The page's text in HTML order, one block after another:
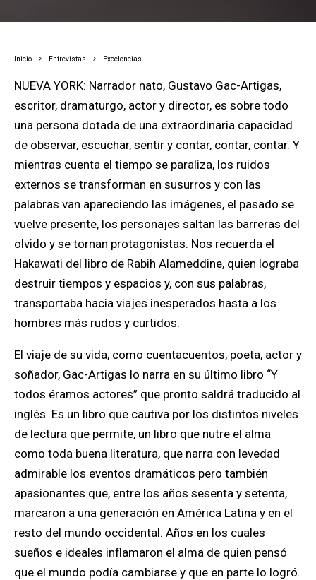
Inicio Entrevistas Excelencias
NUEVA YORK: Narrador nato, Gustavo Gac-Artigas,
escritor, dramaturgo, actor y director, es sobre todo
una persona dotada de una extraordinaria capacidad
de observar, escuchar, sentir y contar, contar, contar. Y
mientras cuenta el tiempo se paraliza, los ruidos
externos se transforman en susurros y con las
palabras van apareciendo las imágenes, el pasado se
vuelve presente, los personajes saltan las barreras del
olvido y se tornan protagonistas. Nos recuerda el
Hakawati del libro de Rabih Alameddine, quien lograba
destruir tiempos y espacios y, con sus palabras,
transportaba hacia viajes inesperados hasta a los
hombres más rudos y curtidos.
El viaje de su vida, como cuentacuentos, poeta, actor y
soñador, Gac-Artigas lo narra en su último libro “Y
todos éramos actores” que pronto saldrá traducido al
inglés. Es un libro que cautiva por los distintos niveles
de lectura que permite, un libro que nutre el alma
como toda buena literatura, que narra con levedad
admirable los eventos dramáticos pero también
apasionantes que, entre los años sesenta y setenta,
marcaron a una generación en América Latina y en el
resto del mundo occidental. Años en los cuales
sueños e ideales inflamaron el alma de quien pensó
que el mundo podía cambiarse y que en parte lo logró.